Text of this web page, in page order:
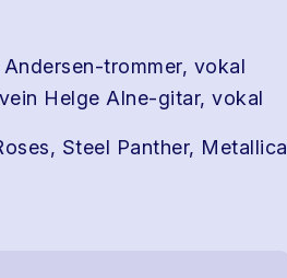
trommer, vokal
Helge Alne-gitar, vokal
Steel Panther, Metallica